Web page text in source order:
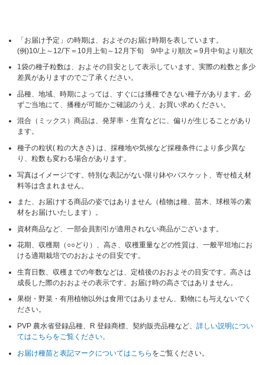
「お届け予定」の時期は、およそのお届け時期を表しています。
(例)10/上～12/下＝10月上旬～12月下旬 9/中より順次＝9月中旬より順次
1袋の種子粒数は、およその目安として表示しています。実際の粒数と多少
差異がありますのでご了承ください。
品種、地域、時期によっては、すぐには播種できない種子があります。必
ずご当地にて、播種が可能かご確認のうえ、お買い求めください。
混合（ミックス）商品は、発芽率・生育などに、偏りが生じることがあり
ます。
種子の粒状( 粒の大きさ) は、採種地や気候など採種条件により多少異な
り、粒数も変わる場合があります。
写真はイメージです。特別な表記がない限り鉢やバスケット、寄せ植え材
料等は含まれません。
また、お届けする商品の姿ではありません（植物は種、苗木、球根等の素
材をお届けいたします）。
資材商品など、一部会員割引が適用されない商品がございます。
花期、収穫期（○○どり）、高さ、収穫重量などの性質は、一般平坦地にお
ける適期栽培でのおおよその目安です。
生育日数、収穫までの年数などは、定植後のおおよその目安です。高さは
成長した際のおおよその表示です。お届け時の高さではありません。
果樹・野菜・有用植物以外は食用ではありません、動物にも与えないでく
ださい。
PVP 農水省登録品種、R 登録商標、契約販売品種など、詳しい説明につい
てはこちらをご覧ください。
お届け種苗と表記マークについてはこちら をご覧ください。